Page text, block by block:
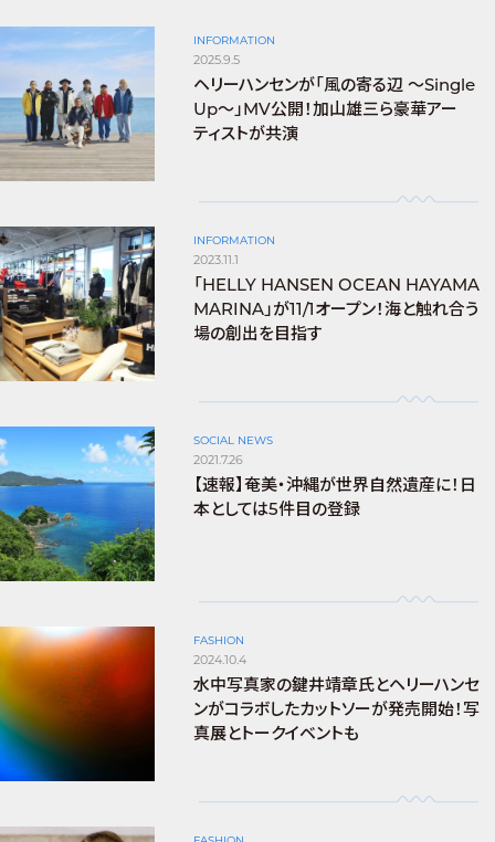
INFORMATION
2025.9.5
ヘリーハンセンが「風の寄る辺 ～Single
Up～」MV公開！加山雄三ら豪華アー
ティストが共演
INFORMATION
2023.11.1
「HELLY HANSEN OCEAN HAYAMA
MARINA」が11/1オープン！海と触れ合う
場の創出を目指す
SOCIAL NEWS
2021.7.26
【速報】奄美・沖縄が世界自然遺産に！日
本としては5件目の登録
FASHION
2024.10.4
水中写真家の鍵井靖章氏とヘリーハンセ
ンがコラボしたカットソーが発売開始！写
真展とトークイベントも